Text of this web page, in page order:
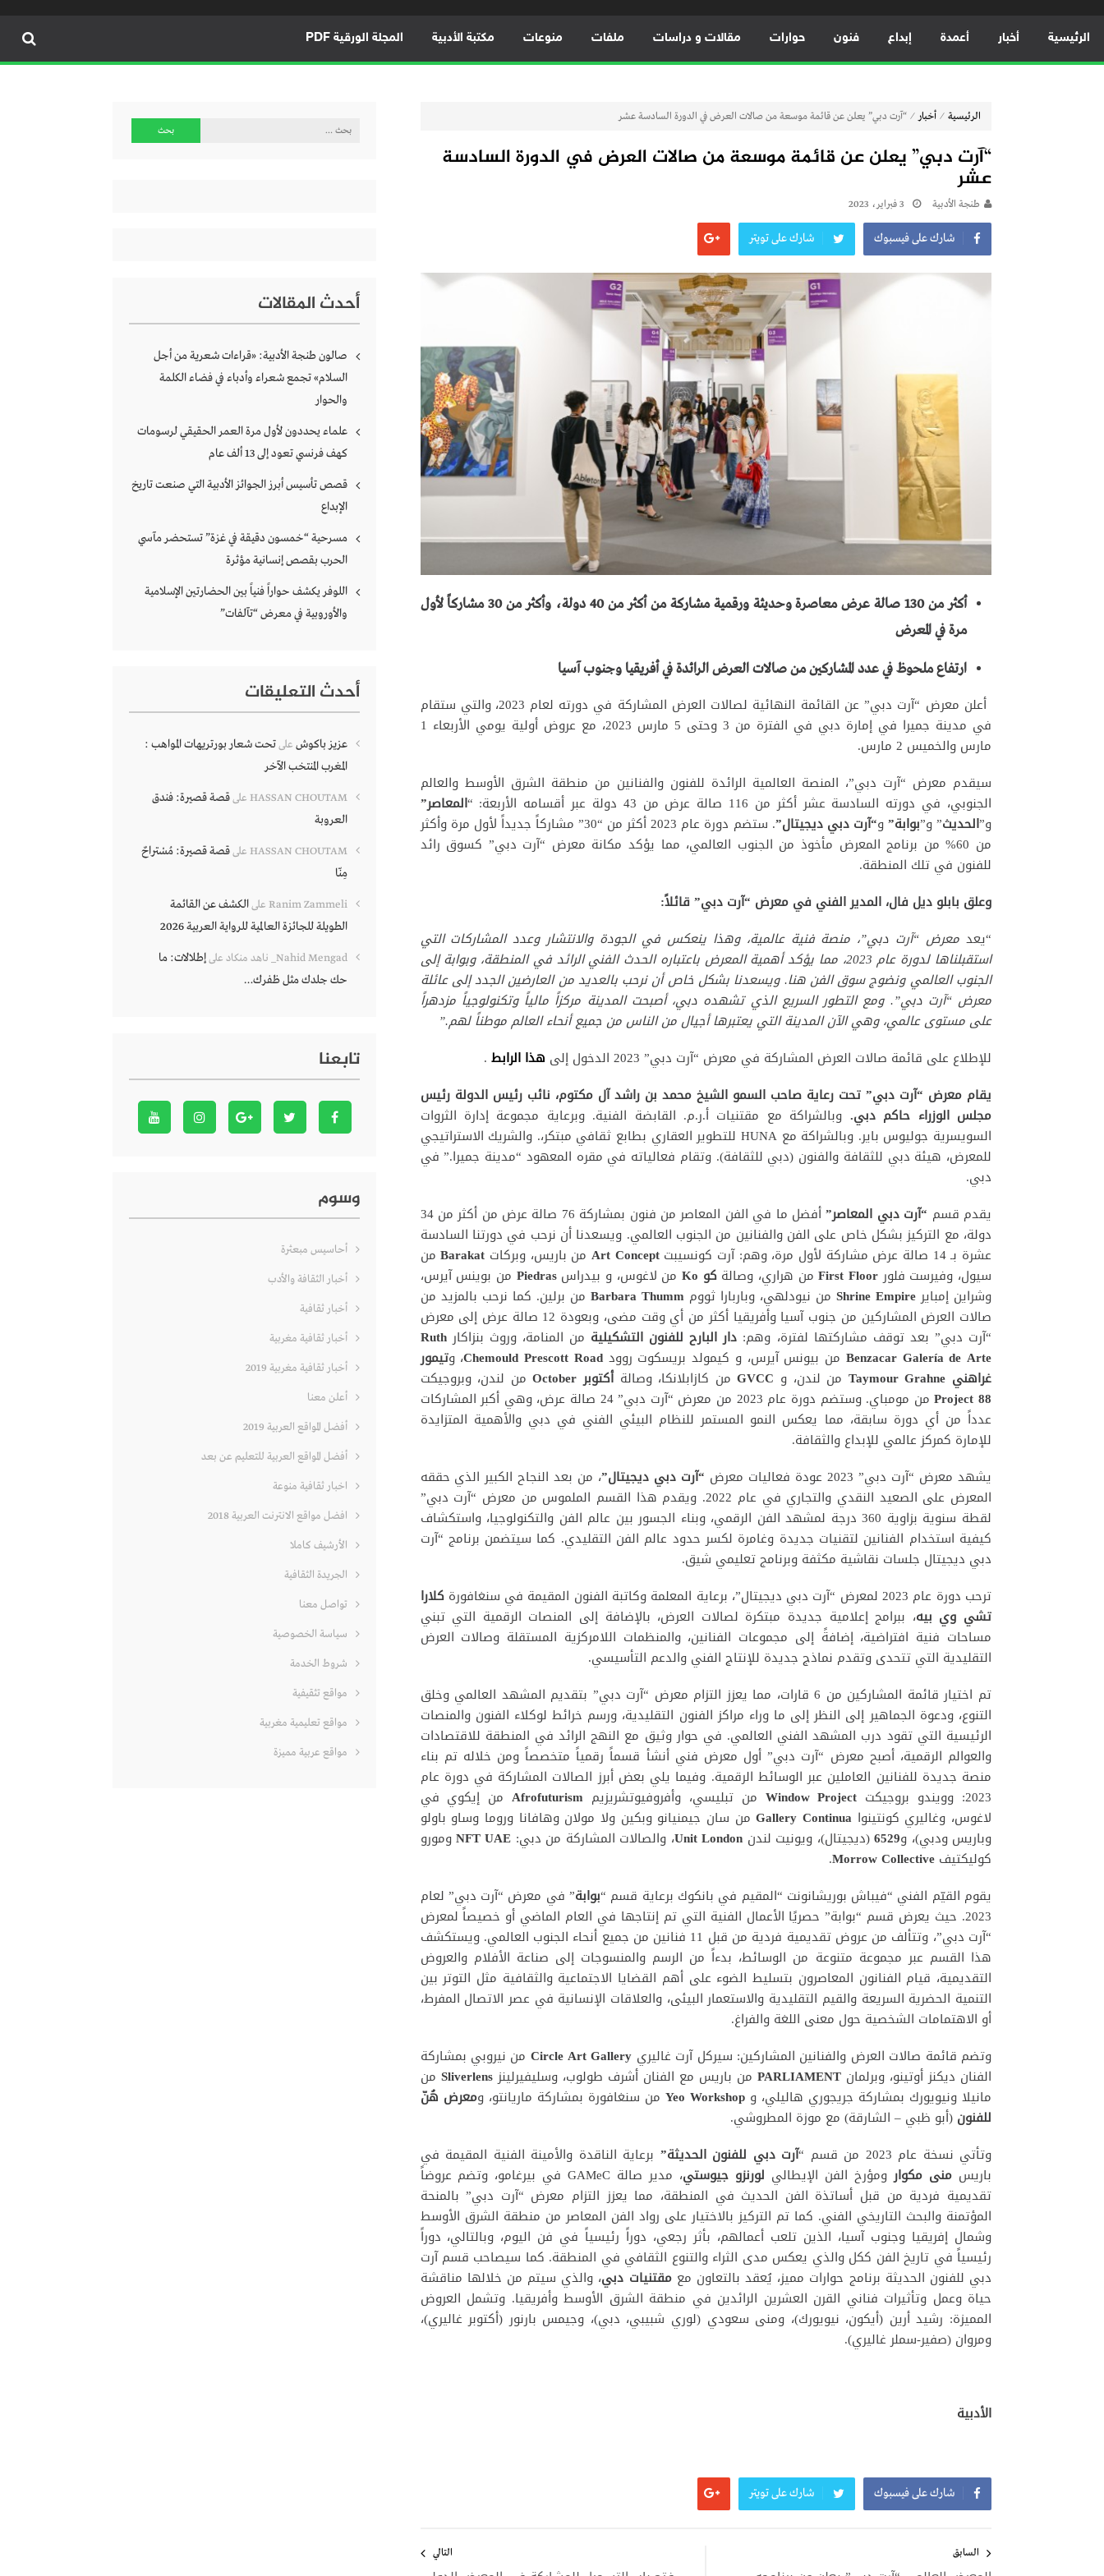
الرئيسية أخبار أعمدة إبداع فنون حوارات مقالات و دراسات ملفات منوعات مكتبة الأدبية المجلة الورقية PDF
الرئيسية ⁄ أخبار ⁄ “آرت دبي” يعلن عن قائمة موسعة من صالات العرض في الدورة السادسة عشر
“آرت دبي” يعلن عن قائمة موسعة من صالات العرض في الدورة السادسة
عشر
طنجة الأدبية 3 فبراير، 2023
شارك على فيسبوك شارك على تويتر
أكثر من 130 صالة عرض معاصرة وحديثة ورقمية مشاركة من أكثر من 40 دولة، وأكثر من 30 مشاركاً لأول
مرة في المعرض
ارتفاع ملحوظ في عدد المشاركين من صالات العرض الرائدة في أفريقيا وجنوب آسيا
أعلن معرض “آرت دبي” عن القائمة النهائية لصالات العرض المشاركة في دورته لعام 2023، والتي ستقام
في مدينة جميرا في إمارة دبي في الفترة من 3 وحتى 5 مارس 2023، مع عروض أولية يومي الأربعاء 1
مارس والخميس 2 مارس.
سيقدم معرض “آرت دبي”، المنصة العالمية الرائدة للفنون والفنانين من منطقة الشرق الأوسط والعالم
الجنوبي، في دورته السادسة عشر أكثر من 116 صالة عرض من 43 دولة عبر أقسامه الأربعة: “
المعاصر”
و”الحديث” و”بوابة”و“آرت دبي ديجيتال”
. ستضم دورة عام 2023 أكثر من “30” مشاركاً جديداً لأول مرة وأكثر
من 60% من برنامج المعرض مأخوذ من الجنوب العالمي، مما يؤكد مكانة معرض “آرت دبي” كسوق رائد
للفنون في تلك المنطقة.
وعلق بابلو ديل فال، المدير الفني في معرض “آرت دبي” قائلاً:
“يعد معرض “آرت دبي”، منصة فنية عالمية، وهذا ينعكس في الجودة والانتشار وعدد المشاركات التي
استقبلناها لدورة عام 2023، مما يؤكد أهمية المعرض باعتباره الحدث الفني الرائد في المنطقة، وبوابة إلى
الجنوب العالمي ونضوج سوق الفن هنا. ويسعدنا بشكل خاص أن نرحب بالعديد من العارضين الجدد إلى عائلة
معرض “آرت دبي”. ومع التطور السريع الذي تشهده دبي، أصبحت المدينة مركزاً مالياً وتكنولوجياً مزدهراً
على مستوى عالمي، وهي الآن المدينة التي يعتبرها أجيال من الناس من جميع أنحاء العالم موطناً لهم.”
للإطلاع على قائمة صالات العرض المشاركة في معرض “آرت دبي” 2023 الدخول إلى
هذا الرابط .
يقام معرض “آرت دبي” تحت رعاية صاحب السمو الشيخ محمد بن راشد آل مكتوم، نائب رئيس الدولة رئيس
مجلس الوزراء حاكم دبي. وبالشراكة مع مقتنيات أ.ر.م. القابضة الفنية. وبرعاية مجموعة إدارة الثروات
السويسرية جوليوس باير. وبالشراكة مع HUNA للتطوير العقاري بطابع ثقافي مبتكر،. والشريك الاستراتيجي
للمعرض، هيئة دبي للثقافة والفنون (دبي للثقافة). وتقام فعالياته في مقره المعهود “مدينة جميرا.” في
دبي.
يقدم قسم “آرت دبي المعاصر”
أفضل ما في الفن المعاصر من فنون بمشاركة 76 صالة عرض من أكثر من 34
دولة، مع التركيز بشكل خاص على الفن والفنانين من الجنوب العالمي. ويسعدنا أن نرحب في دورتنا السادسة
عشرة بـ 14 صالة عرض مشاركة لأول مرة، وهم: آرت كونسيبت
Art Concept من باريس، وبركات Barakatمن
سيول، وفيرست فلور First Floorمن هراري، وصالةكو Ko من لاغوس، و بيدراسPiedras من بوينس آيرس،
وشراين إمبايرShrine Empire من نيودلهي، وباربارا ثووم Barbara Thumm من برلين. كما نرحب بالمزيد من
صالات العرض المشاركين من جنوب آسيا وأفريقيا أكثر من أي وقت مضى، وبعودة 12 صالة عرض إلى معرض
“آرت دبي” بعد توقف مشاركتها لفترة، وهم: دار البارح للفنون التشكيلية من المنامة، وروث بنزاكارRuth
Benzacar Galería de Arte من بيونس آيرس، و كيمولد بريسكوت روودChemould Prescott Road، وتيمور
غراهني Taymour Grahne من لندن، و GVCCمن كازابلانكا، وصالةأكتوبر Octoberمن لندن، وبروجيكت
Project 88
من مومباي. وستضم دورة عام 2023 من معرض “آرت دبي” 24 صالة عرض، وهي أكبر المشاركات
عدداً من أي دورة سابقة، مما يعكس النمو المستمر للنظام البيئي الفني في دبي والأهمية المتزايدة
للإمارة كمركز عالمي للإبداع والثقافة.
يشهد معرض “آرت دبي” 2023 عودة فعاليات معرض
“آرت دبي ديجيتال”، من بعد النجاح الكبير الذي حققه
المعرض على الصعيد النقدي والتجاري في عام 2022. ويقدم هذا القسم الملموس من معرض “آرت دبي”
لقطة سنوية بزاوية 360 درجة لمشهد الفن الرقمي، وبناء الجسور بين عالم الفن والتكنولوجيا، واستكشاف
كيفية استخدام الفنانين لتقنيات جديدة وغامرة لكسر حدود عالم الفن التقليدي. كما سيتضمن برنامج “آرت
دبي ديجيتال جلسات نقاشية مكثفة وبرنامج تعليمي شيق.
ترحب دورة عام 2023 لمعرض “آرت دبي ديجيتال”، برعاية المعلمة وكاتبة الفنون المقيمة في سنغافورة
كلارا
تشي وي بيه، ببرامج إعلامية جديدة مبتكرة لصالات العرض، بالإضافة إلى المنصات الرقمية التي تبني
مساحات فنية افتراضية، إضافةً إلى مجموعات الفنانين، والمنظمات اللامركزية المستقلة وصالات العرض
التقليدية التي تتحدى وتقدم نماذج جديدة للإنتاج الفني والدعم التأسيسي.
تم اختيار قائمة المشاركين من 6 قارات، مما يعزز التزام معرض “آرت دبي” بتقديم المشهد العالمي وخلق
التنوع، ودعوة الجماهير إلى النظر إلى ما وراء مراكز الفنون التقليدية، ورسم خرائط لوكلاء الفنون والمنصات
الرئيسية التي تقود درب المشهد الفني العالمي. في حوار وثيق مع النهج الرائد في المنطقة للاقتصادات
والعوالم الرقمية، أصبح معرض “آرت دبي” أول معرض فني أنشأ قسماً رقمياً متخصصاً ومن خلاله تم بناء
منصة جديدة للفنانين العاملين عبر الوسائط الرقمية. وفيما يلي بعض أبرز الصالات المشاركة في دورة عام
2023: وويندو بروجيكت
Window Project من تبليسي، وأفروفيوتشريزيم Afrofuturismمن إيكوي في
لاغوس، وغاليري كونتينواGallery Continuaمن سان جيمنيانو وبكين ولا مولان وهافانا وروما وساو باولو
وباريس ودبي)، و6529(ديجيتال)، ويونيت لندن Unit London، والصالات المشاركة من دبي: NFTUAE
ومورو
كوليكتيف Morrow Collective
.
يقوم القيّم الفني “فيباش بوريشانونت “المقيم في بانكوك برعاية قسم “بوابة” في معرض “آرت دبي” لعام
2023. حيث يعرض قسم “بوابة” حصريًا الأعمال الفنية التي تم إنتاجها في العام الماضي أو خصيصاً لمعرض
“آرت دبي”، وتتألف من عروض تقديمية فردية من قبل 11 فنانين من جميع أنحاء الجنوب العالمي. ويستكشف
هذا القسم عبر مجموعة متنوعة من الوسائط، بدءاً من الرسم والمنسوجات إلى صناعة الأفلام والعروض
التقديمية، قيام الفنانون المعاصرون بتسليط الضوء على أهم القضايا الاجتماعية والثقافية مثل التوتر بين
التنمية الحضرية السريعة والقيم التقليدية والاستعمار البيئى، والعلاقات الإنسانية في عصر الاتصال المفرط،
أو الاهتمامات الشخصية حول معنى اللغة والفراغ.
وتضم قائمة صالات العرض والفنانين المشاركين: سيركل آرت غاليري Circle Art Gallery من نيروبي بمشاركة
الفنان ديكنز أوتينو، وبرلمانPARLIAMENT من باريس مع الفنان أشرف طولوب، وسليفيرلينزSliverlens من
مانيلا ونيويورك بمشاركة جريجوري هاليلي، وYeo Workshop من سنغافورة بمشاركة ماريانتو، ومعرض هُنّ
للفنون (أبو ظبي – الشارقة) مع موزة المطروشي.
وتأتي نسخة عام 2023 من قسم “
آرت دبي للفنون الحديثة” برعاية الناقدة والأمينة الفنية المقيمة في
باريس منى مكوار ومؤرخ الفن الإيطالي لورنزو جيوستي
، مدير صالة GAMeC في بيرغامو، وتضم عروضاً
تقديمية فردية من قبل أساتذة الفن الحديث في المنطقة، مما يعزز التزام معرض “آرت دبي” بالمنحة
المؤتمنة والبحث التاريخي الفني. كما تم التركيز بالاختيار على رواد الفن المعاصر من منطقة الشرق الأوسط
وشمال إفريقيا وجنوب آسيا، الذين تلعب أعمالهم، بأثر رجعي، دوراً رئيسياً في فن اليوم، وبالتالي، دوراً
رئيسياً في تاريخ الفن ككل والذي يعكس مدى الثراء والتنوع الثقافي في المنطقة. كما سيصاحب قسم آرت
دبي للفنون الحديثة برنامج حوارات مميز، يُعقد بالتعاون معمقتنيات دبي، والذي سيتم من خلالها مناقشة
حياة وعمل وتأثيرات فناني القرن العشرين الرائدين في منطقة الشرق الأوسط وأفريقيا. وتشمل العروض
المميزة: رشيد أرين (أيكون، نيويورك)، ومنى سعودي (لوري شبيبي، دبي)، وجيمس بارنور (أكتوبر غاليري)،
ومروان (صفير-سملر غاليري).
الأدبية
شارك على فيسبوك شارك على تويتر
المقالات
السابق التالي
البحث
أحدث المقالات
صالون طنجة الأدبية: «قراءات شعرية من أجل
السلام» تجمع شعراء وأدباء في فضاء الكلمة
والحوار
علماء يحددون لأول مرة العمر الحقيقي لرسومات
كهف فرنسي تعود إلى 13 ألف عام
قصص تأسيس أبرز الجوائز الأدبية التي صنعت تاريخ
الإبداع
مسرحية “خمسون دقيقة في غزة” تستحضر مآسي
الحرب بقصص إنسانية مؤثرة
اللوفر يكشف حواراً فنياً بين الحضارتين الإسلامية
والأوروبية في معرض “تآلفات”
أحدث التعليقات
عزيز باكوش علىتحت شعار بورتريهات المواهب :
المغرب المنتخب الآخر
HASSAN CHOUTAM علىقصة قصيرة: فندق
العروبة
HASSAN CHOUTAM علىقصة قصيرة: مُسْتراحٌ
مِنّا
Ranim Zammeli علىالكشف عن القائمة
الطويلة للجائزة العالمية للرواية العربية 2026
Nahid Mengad_ ناهد منكاد علىإطلالات: ما
حك جلدك مثل ظفرك…
تابعنا
وسوم
أحاسيس مبعثرة
أخبار الثقافة والأدب
أخبار ثقافية
أخبار ثقافية مغربية
أخبار ثقافية مغربية 2019
أعلن معنا
أفضل المواقع العربية 2019
أفضل المواقع العربية للتعليم عن بعد
اخبار ثقافية منوعة
افضل مواقع الانترنت العربية 2018
الأرشيف كاملا
الجريدة الثقافية
تواصل معنا
سياسة الخصوصية
شروط الخدمة
مواقع تثقيفية
مواقع تعليمية مغربية
مواقع عربية مميزة